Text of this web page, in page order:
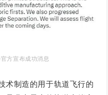
方宣布成功消息
术制造的用于轨道飞行的